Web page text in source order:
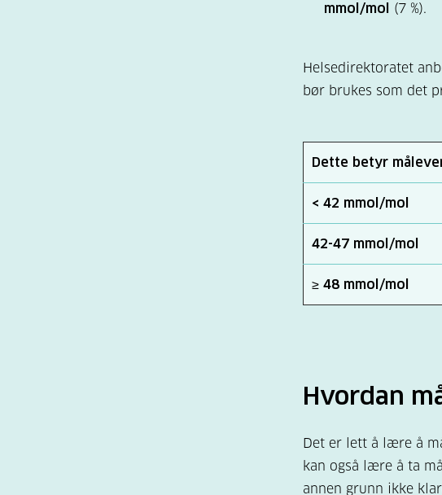
mmol/mol
(7 %).
Helsedirektoratet
bør brukes som det
Dette betyr
< 42 mmol/mol
42-47 mmol/mol
≥ 48 mmol/mol
Hvordan
Det er lett å lære å
kan også lære å ta
annen grunn ikke